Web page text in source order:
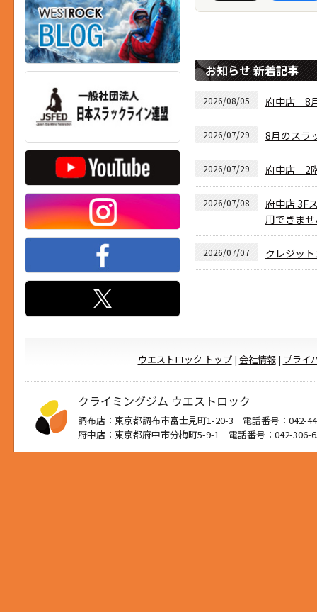
お知らせ 新着記事
2026/08/05 府中店 8
2026/07/29 8月のスラ
2026/07/29 府中店 2
2026/07/08
府中店 3F
用できま
2026/07/07 クレジッ
ウエストロック トップ| 会社情報| プライ
クライミングジム ウエストロック
調布店：東京都調布市富士見町1-20-3 電話番号：042-
府中店：東京都府中市分梅町5-9-1 電話番号：042-306-